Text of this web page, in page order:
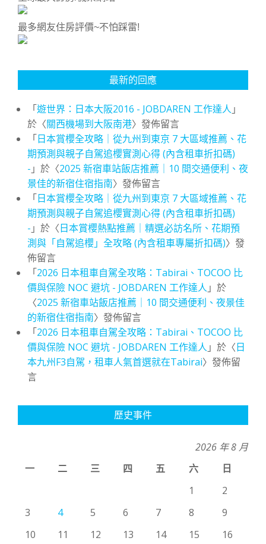
最多網友住房評價~不怕踩雷!
最新的回應
「遊世界：日本大阪2016 - JOBDAREN 工作達人 」
於〈關西機場到大阪南港〉發佈留言
「日本賞櫻全攻略｜從九州到東京 7 大區域推薦、花
期預測與親子自駕追櫻實測心得 (內含租車折扣碼)
- 」於〈2025 新宿車站飯店推薦｜10 間交通便利、夜
景佳的新宿住宿指南〉發佈留言
「日本賞櫻全攻略｜從九州到東京 7 大區域推薦、花
期預測與親子自駕追櫻實測心得 (內含租車折扣碼)
- 」於〈日本賞櫻熱點推薦｜精選必訪名所、花期預
測與「自駕追櫻」全攻略 (內含租車專屬折扣碼)〉發
佈留言
「2026 日本租車自駕全攻略：Tabirai、TOCOO 比
價與保險 NOC 避坑 - JOBDAREN 工作達人 」於
〈2025 新宿車站飯店推薦｜10 間交通便利、夜景佳
的新宿住宿指南〉發佈留言
「2026 日本租車自駕全攻略：Tabirai、TOCOO 比
價與保險 NOC 避坑 - JOBDAREN 工作達人 」於〈日
本九州F3自駕，租車人氣首選就在Tabirai〉發佈留
言
歷史事件
2026 年 8 月
一
二 三 四 五 六
日
1
2
3
4 5 6 7 8
9
10
11 12 13 14 15
16